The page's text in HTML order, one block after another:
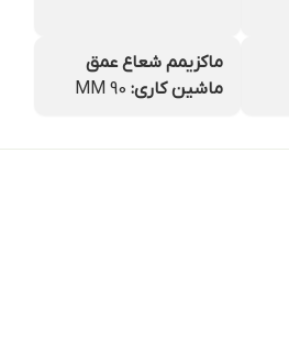
ماکزیمم شعاع عمق
ماشین کاری:90 MM